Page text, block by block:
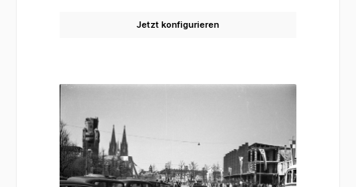
der Stadt, aufgebaut sind. Links im Hintergrund
Jetzt konfigurieren